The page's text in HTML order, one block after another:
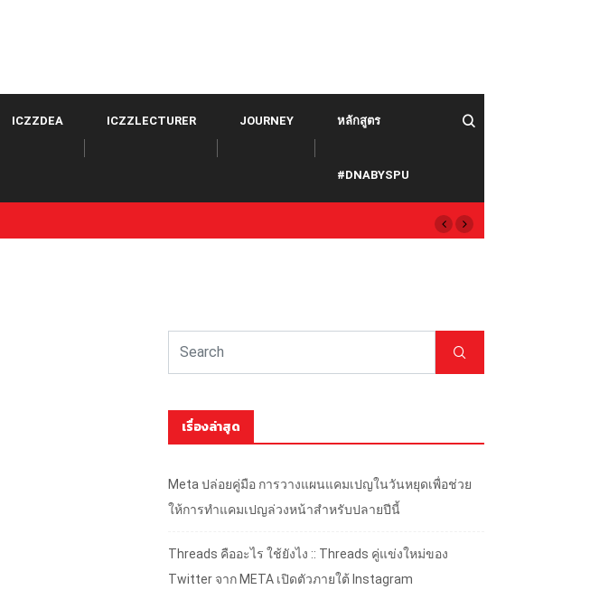
ICZZDEA ICZZLECTURER JOURNEY หลักสูตร
#DNABYSPU
เรื่องล่าสุด
Meta ปล่อยคู่มือ การวางแผนแคมเปญในวันหยุดเพื่อช่วย
ให้การทำแคมเปญล่วงหน้าสำหรับปลายปีนี้
Threads คืออะไร ใช้ยังไง :: Threads คู่แข่งใหม่ของ
Twitter จาก META เปิดตัวภายใต้ Instagram